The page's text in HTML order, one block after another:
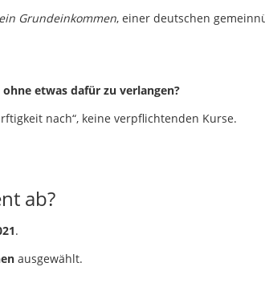
Grundeinkommen, einer deutschen
etwas dafür zu verlangen?
nach“, keine verpflichtenden Kurse.
ab?
.
ausgewählt.